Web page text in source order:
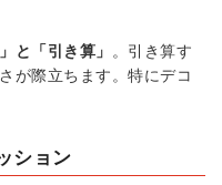
と「引き算」 。引き算す
が際立ちます。特にデコ
ション